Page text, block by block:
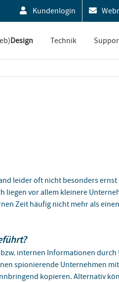
Kundenlogin
Design Technik
leider oft nicht besonders
liegen vor allem kleinere
Zeit häufig nicht mehr als
internen Informationen durch
spionierende Unternehmen
kopieren. Alternativ